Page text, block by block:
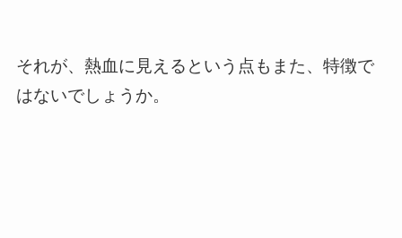
それが、熱血に見えるという点もまた、特徴で
はないでしょうか。